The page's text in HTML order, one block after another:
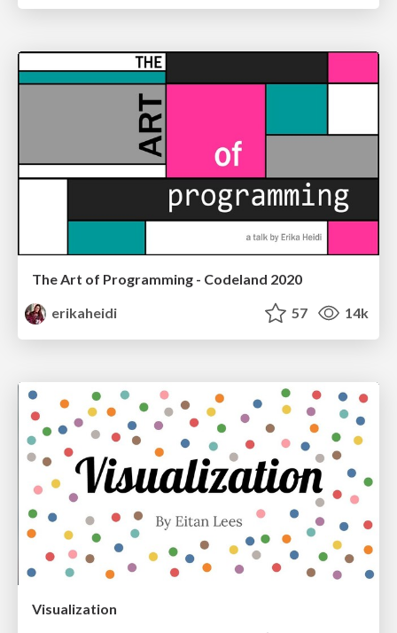
The Art of Programming - Codeland 2020
erikaheidi
57 14k
Visualization